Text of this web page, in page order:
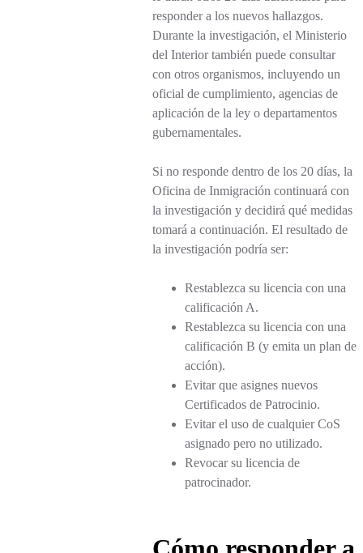
responder a los nuevos hallazgos.
Durante la investigación, el Ministerio
del Interior también puede consultar
con otros organismos, incluyendo un
oficial de cumplimiento, agencias de
aplicación de la ley o departamentos
gubernamentales.
Si no responde dentro de los 20 días, la
Oficina de Inmigración continuará con
la investigación y decidirá qué medidas
tomará a continuación. El resultado de
la investigación podría ser:
Restablezca su licencia con una
calificación A.
Restablezca su licencia con una
calificación B (y emita un plan de
acción).
Evitar que asignes nuevos
Certificados de Patrocinio.
Evitar el uso de cualquier CoS
asignado pero no utilizado.
Revocar su licencia de
patrocinador.